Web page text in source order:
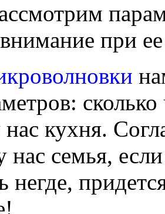
при
нас кухня.
нас семья,
негде,